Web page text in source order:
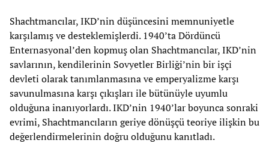
Shachtmancılar, IKD’nin düşüncesini memnuniyetle
karşılamış ve desteklemişlerdi. 1940’ta Dördüncü
Enternasyonal’den kopmuş olan Shachtmancılar, IKD’nin
savlarının, kendilerinin Sovyetler Birliği’nin bir işçi
devleti olarak tanımlanmasına ve emperyalizme karşı
savunulmasına karşı çıkışları ile bütünüyle uyumlu
olduğuna inanıyorlardı. IKD’nin 1940’lar boyunca sonraki
evrimi, Shachtmancıların geriye dönüşçü teoriye ilişkin bu
değerlendirmelerinin doğru olduğunu kanıtladı.